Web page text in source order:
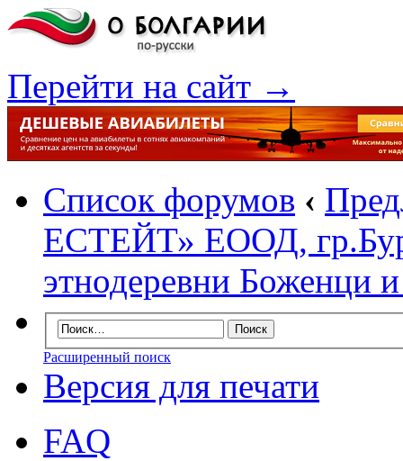
Перейти на сайт →
Список форумов ‹
ЕСТЕЙТ» ЕООД,
этнодеревни Боженци
Расширенный поиск
Версия для печати
FAQ